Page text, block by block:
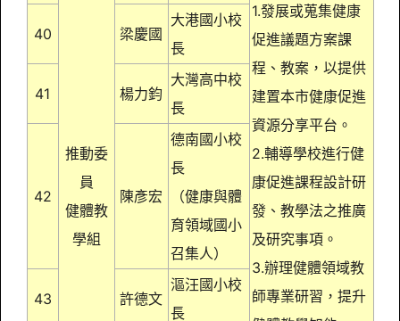
推動委
員
健體教
學組
1.發展或蒐集健康
促進議題方案課
程、教案，以提供
建置本市健康促進
資源分享平台。
2.輔導學校進行健
康促進課程設計研
發、教學法之推廣
及研究事項。
3.辦理健體領域教
師專業研習，提升
40 梁慶國
大港國小校
長
41 楊力鈞
大灣高中校
長
42 陳彥宏
德南國小校
長
（健康與體
育領域國小
召集人）
43 許德文
漚汪國小校
長